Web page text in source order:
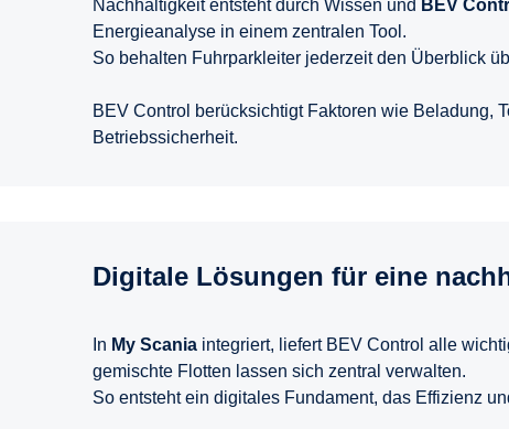
Nachhaltigkeit entsteht durch Wissen und BEV
Energieanalyse in einem zentralen Tool.
So behalten Fuhrparkleiter jederzeit den Überblick
BEV Control berücksichtigt Faktoren wie Beladung,
Betriebssicherheit.
Digitale Lösungen für eine
In My Scania integriert, liefert BEV Control alle
gemischte Flotten lassen sich zentral verwalten.
So entsteht ein digitales Fundament, das Effizienz